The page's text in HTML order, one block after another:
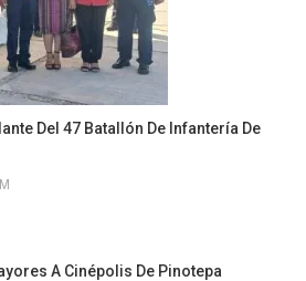
Del 47 Batallón De Infantería De
A Cinépolis De Pinotepa